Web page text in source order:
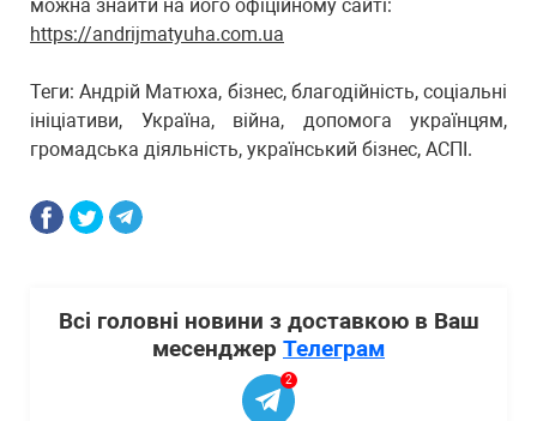
можна знайти на його офіційному сайті:
https://andrijmatyuha.com.ua
Теги: Андрій Матюха, бізнес, благодійність, соціальні
ініціативи, Україна, війна, допомога українцям,
громадська діяльність, український бізнес, АСПІ.
Всі головні новини з доставкою в Ваш
месенджер Телеграм
2